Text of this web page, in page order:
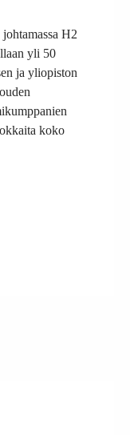
H2
yli 50
ja yliopiston
koko